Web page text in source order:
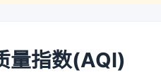
量指数(AQI)